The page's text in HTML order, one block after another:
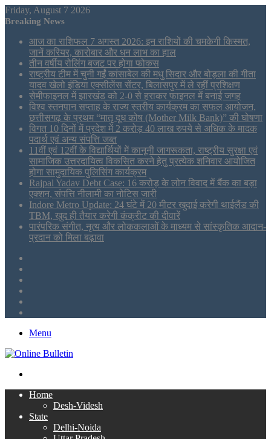
Friday, August 7 2026
Breaking News
आज का राशिफल 7 अगस्त 2026: इन राशियों की चमकेगी किस्मत,
जानें करियर, कारोबार और धन लाभ का हाल
तीन वर्षीय रोलिंग बजट पर होगा फोकस
राष्ट्रीय टीम में चुनी गईं कांसाबेल की मधु सिदार और बोड़ला की गीता
यादव खेलो इंडिया एक्सीलेंस सेंटर, बिलासपुर में ले रहीं प्रशिक्षण
सेमीफाइनल में झारखंड को 2-0 से हराकर फाइनल में बनाई जगह
विश्व स्तनपान सप्ताह के राज्य स्तरीय कार्यक्रम का सफल आयोजन,
छत्तीसगढ़ के प्रथम “मातृ दूध कोष (Mother Milk Bank)” की घोषणा
विगत 10 दिनों में प्रदेश में 2 करोड़ 40 लाख रुपये से अधिक के मादक
पदार्थ एवं अन्य संपत्ति जब्त
11वीं एवं 12वीं के विद्यार्थियों में कानूनी जागरूकता, राष्ट्रीय सुरक्षा एवं
सामाजिक उत्तरदायित्व विकसित करने हेतु प्रत्येक शनिवार आयोजित
होगा सामुदायिक पुलिसिंग कार्यक्रम
Rajpal Yadav Debt Case: 16 करोड़ के लोन विवाद में बैंक का बड़ा
एक्शन, संपत्ति नीलामी का नोटिस जारी
Indore Metro Update: 24 घंटे में 20 मीटर खुदाई करेगी थाईलैंड की
TBM, खुद ही तैयार करेगी कंक्रीट की दीवारें
पारंपरिक संगीत, नृत्य और लोककलाओं के माध्यम से सांस्कृतिक आदान-
प्रदान को मिला बढ़ावा
Menu
Home
Desh-Videsh
State
Delhi-Noida